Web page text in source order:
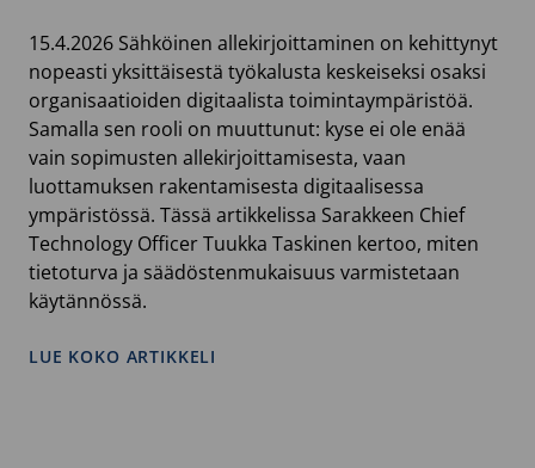
15.4.2026 Sähköinen allekirjoittaminen on kehittynyt
nopeasti yksittäisestä työkalusta keskeiseksi osaksi
organisaatioiden digitaalista toimintaympäristöä.
Samalla sen rooli on muuttunut: kyse ei ole enää
vain sopimusten allekirjoittamisesta, vaan
luottamuksen rakentamisesta digitaalisessa
ympäristössä. Tässä artikkelissa Sarakkeen Chief
Technology Officer Tuukka Taskinen kertoo, miten
tietoturva ja säädöstenmukaisuus varmistetaan
käytännössä.
LUE KOKO ARTIKKELI